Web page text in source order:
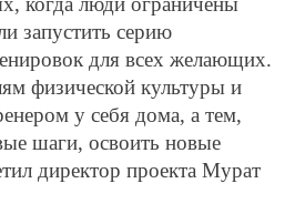
запустить серию
для всех желающих.
физической культуры и
у себя дома, а тем,
шаги, освоить новые
директор проекта Мурат